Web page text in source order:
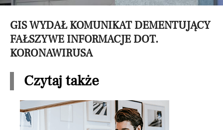
GIS WYDAŁ KOMUNIKAT DEMENTUJĄCY
FAŁSZYWE INFORMACJE DOT.
KORONAWIRUSA
Czytaj także